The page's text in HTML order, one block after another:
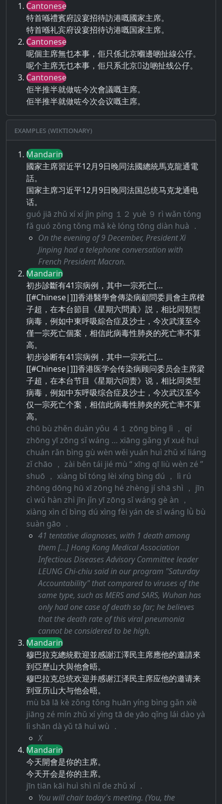
Cantonese
特首喺禮賓府設宴招待訪港嘅國家主席。
特首喺礼宾府设宴招待访港嘅国家主席。
Cantonese
呢個主席無乜本事，佢只係北京嗰邊啲扯線公仔。
呢个主席无乜本事，佢只系北京𠮶边啲扯线公仔。
Cantonese
佢半推半就做咗今次會議嘅主席。
佢半推半就做咗今次会议嘅主席。
Examples (Wiktionary)
Mandarin
國家主席習近平12月9日晚同法國總統馬克龍通電
話。
国家主席习近平12月9日晚同法国总统马克龙通电
话。
guó jiā zhǔ xí xí jìn píng １２ yuè ９ rì wǎn tóng
fǎ guó zǒng tǒng mǎ kè lóng tōng diàn huà ．
On the evening of 9 December, President Xi
Jinping had a telephone conversation with
French President Macron.
Mandarin
初步診斷有41宗病例，其中一宗死亡[…
[[#Chinese|]]]香港醫學會傳染病顧問委員會主席樑
子超，在本台節目《星期六問責》説，相比同類型
病毒，例如中東呼吸綜合症及沙士，今次武漢至今
僅一宗死亡個案，相信此病毒性肺炎的死亡率不算
高。
初步诊断有41宗病例，其中一宗死亡[…
[[#Chinese|]]]香港医学会传染病顾问委员会主席梁
子超，在本台节目《星期六问责》说，相比同类型
病毒，例如中东呼吸综合症及沙士，今次武汉至今
仅一宗死亡个案，相信此病毒性肺炎的死亡率不算
高。
chū bù zhěn duàn yǒu ４１ zōng bìng lì ， qí
zhōng yī zōng sǐ wáng … xiāng gǎng yī xué huì
chuán rǎn bìng gù wèn wěi yuán huì zhǔ xí liáng
zǐ chāo ， zài běn tái jié mù “ xīng qī liù wèn zé ”
shuō ， xiàng bǐ tóng lèi xíng bìng dú ， lì rú
zhōng dōng hū xī zōng hé zhèng jí shā shì ， jīn
cì wǔ hàn zhì jīn jǐn yī zōng sǐ wáng gè àn ，
xiàng xìn cǐ bìng dú xìng fèi yán de sǐ wáng lǜ bù
suàn gāo ．
41 tentative diagnoses, with 1 death among
them […] Hong Kong Medical Association
Infectious Diseases Advisory Committee leader
LEUNG Chi-chiu said in our program "Saturday
Accountability" that compared to viruses of the
same type, such as MERS and SARS, Wuhan has
only had one case of death so far; he believes
that the death rate of this viral pneumonia
cannot be considered to be high.
Mandarin
穆巴拉克總統歡迎並感謝江澤民主席應他的邀請來
到亞歷山大與他會晤。
穆巴拉克总统欢迎并感谢江泽民主席应他的邀请来
到亚历山大与他会晤。
mù bā lā kè zǒng tǒng huān yíng bìng gǎn xiè
jiāng zé mín zhǔ xí yìng tā de yāo qǐng lái dào yà
lì shān dà yǔ tā huì wù ．
X
Mandarin
今天開會是你的主席。
今天开会是你的主席。
jīn tiān kāi huì shì nǐ de zhǔ xí ．
You will chair today's meeting. (You, the